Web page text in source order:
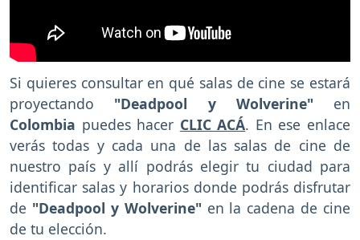
Si quieres consultar en qué salas de cine se estará
proyectando "Deadpool y Wolverine" en
Colombia puedes hacer CLIC ACÁ. En ese enlace
verás todas y cada una de las salas de cine de
nuestro país y allí podrás elegir tu ciudad para
identificar salas y horarios donde podrás disfrutar
de "Deadpool y Wolverine" en la cadena de cine
de tu elección.